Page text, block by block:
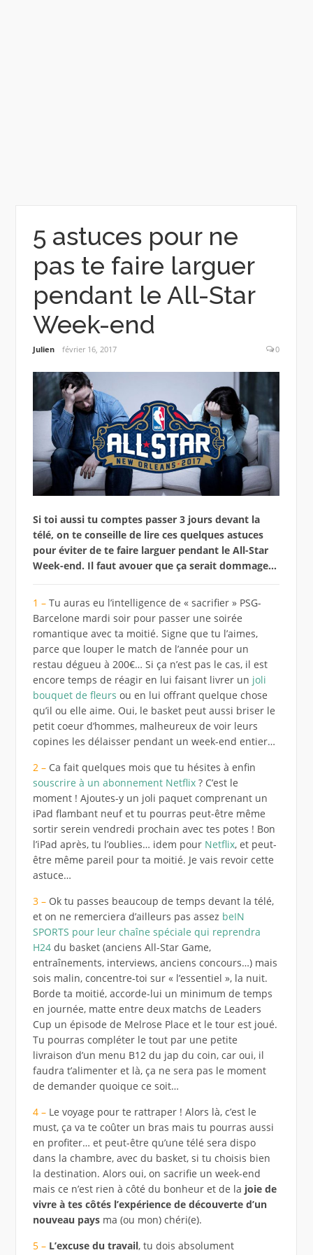
5 astuces pour ne
pas te faire larguer
pendant le All-Star
Week-end
Julien février 16, 2017 0
Si toi aussi tu comptes passer 3 jours devant la
télé, on te conseille de lire ces quelques astuces
pour éviter de te faire larguer pendant le All-Star
Week-end. Il faut avouer que ça serait dommage…
1 –Tu auras eu l’intelligence de « sacrifier » PSG-
Barcelone mardi soir pour passer une soirée
romantique avec ta moitié. Signe que tu l’aimes,
parce que louper le match de l’année pour un
restau dégueu à 200€… Si ça n’est pas le cas, il est
encore temps de réagir en lui faisant livrer un joli
bouquet de fleurs ou en lui offrant quelque chose
qu’il ou elle aime. Oui, le basket peut aussi briser le
petit coeur d’hommes, malheureux de voir leurs
copines les délaisser pendant un week-end entier…
2 –Ca fait quelques mois que tu hésites à enfin
souscrire à un abonnement Netflix? C’est le
moment ! Ajoutes-y un joli paquet comprenant un
iPad flambant neuf et tu pourras peut-être même
sortir serein vendredi prochain avec tes potes ! Bon
l’iPad après, tu l’oublies… idem pour Netflix, et peut-
être même pareil pour ta moitié. Je vais revoir cette
astuce…
3 –Ok tu passes beaucoup de temps devant la télé,
et on ne remerciera d’ailleurs pas assez beIN
SPORTS pour leur chaîne spéciale qui reprendra
H24du basket (anciens All-Star Game,
entraînements, interviews, anciens concours…) mais
sois malin, concentre-toi sur « l’essentiel », la nuit.
Borde ta moitié, accorde-lui un minimum de temps
en journée, matte entre deux matchs de Leaders
Cup un épisode de Melrose Place et le tour est joué.
Tu pourras compléter le tout par une petite
livraison d’un menu B12 du jap du coin, car oui, il
faudra t’alimenter et là, ça ne sera pas le moment
de demander quoique ce soit…
4 –Le voyage pour te rattraper ! Alors là, c’est le
must, ça va te coûter un bras mais tu pourras aussi
en profiter… et peut-être qu’une télé sera dispo
dans la chambre, avec du basket, si tu choisis bien
la destination. Alors oui, on sacrifie un week-end
mais ce n’est rien à côté du bonheur et de la joie de
vivre à tes côtés l’expérience de découverte d’un
nouveau paysma (ou mon) chéri(e).
5 – L’excuse du travail, tu dois absolument